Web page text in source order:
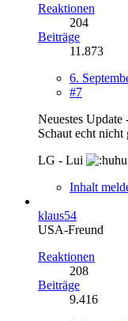
Reaktionen
204
Beiträge
11.873
6.
#7
Neuestes
Schaut echt nicht
LG - Lui
Inhalt
klaus54
USA-Freund
Reaktionen
208
Beiträge
9.416